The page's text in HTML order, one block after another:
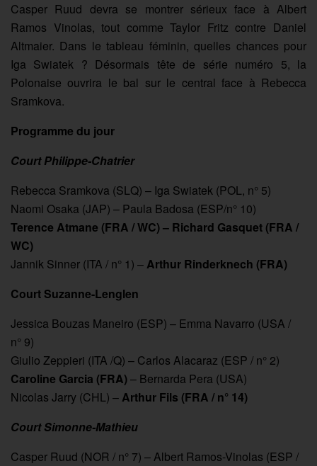
Casper Ruud devra se montrer sérieux face à Albert
Ramos Vinolas, tout comme Taylor Fritz contre Daniel
Altmaier. Dans le tableau féminin, quelles chances pour
Iga Swiatek ? Désormais tête de série numéro 5, la
Polonaise ouvrira le bal sur le central face à Rebecca
Sramkova.
Programme du jour
Court Philippe-Chatrier
Rebecca Sramkova (SLQ) – Iga Swiatek (POL, n° 5)
Naomi Osaka (JAP) – Paula Badosa (ESP/n° 10)
Terence Atmane (FRA / WC) – Richard Gasquet (FRA /
WC)
Jannik Sinner (ITA / n° 1) – Arthur Rinderknech (FRA)
Court Suzanne-Lenglen
Jessica Bouzas Maneiro (ESP) – Emma Navarro (USA /
n° 9)
Giulio Zeppieri (ITA /Q) – Carlos Alacaraz (ESP / n° 2)
Caroline Garcia (FRA)– Bernarda Pera (USA)
Nicolas Jarry (CHL) – Arthur Fils (FRA / n° 14)
Court Simonne-Mathieu
Casper Ruud (NOR / n° 7) – Albert Ramos-Vinolas (ESP /